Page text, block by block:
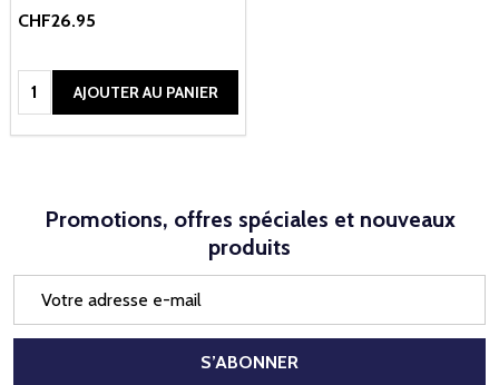
CHF26.95
Quantité:AJOUTER AU PANIER
Promotions, offres spéciales et nouveaux
produits
mail
S’ABONNER